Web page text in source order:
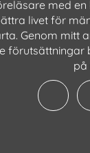
med
livet för
Genom mitt
förutsättningar
på